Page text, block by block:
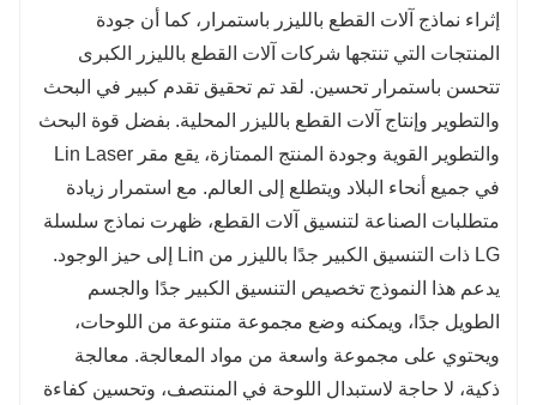
إثراء نماذج آلات القطع بالليزر باستمرار، كما أن جودة
المنتجات التي تنتجها شركات آلات القطع بالليزر الكبرى
تتحسن باستمرار تحسين. لقد تم تحقيق تقدم كبير في البحث
والتطوير وإنتاج آلات القطع بالليزر المحلية. بفضل قوة البحث
والتطوير القوية وجودة المنتج الممتازة، يقع مقر Lin Laser
في جميع أنحاء البلاد ويتطلع إلى العالم. مع استمرار زيادة
متطلبات الصناعة لتنسيق آلات القطع، ظهرت نماذج سلسلة
LG ذات التنسيق الكبير جدًا بالليزر من Lin إلى حيز الوجود.
يدعم هذا النموذج تخصيص التنسيق الكبير جدًا والجسم
الطويل جدًا، ويمكنه وضع مجموعة متنوعة من اللوحات،
ويحتوي على مجموعة واسعة من مواد المعالجة. معالجة
ذكية، لا حاجة لاستبدال اللوحة في المنتصف، وتحسين كفاءة